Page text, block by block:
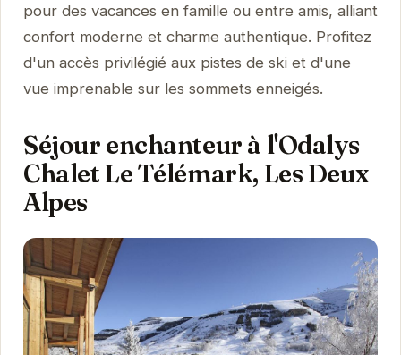
pour des vacances en famille ou entre amis, alliant
confort moderne et charme authentique. Profitez
d'un accès privilégié aux pistes de ski et d'une
vue imprenable sur les sommets enneigés.
Séjour enchanteur à l'Odalys
Chalet Le Télémark, Les Deux
Alpes